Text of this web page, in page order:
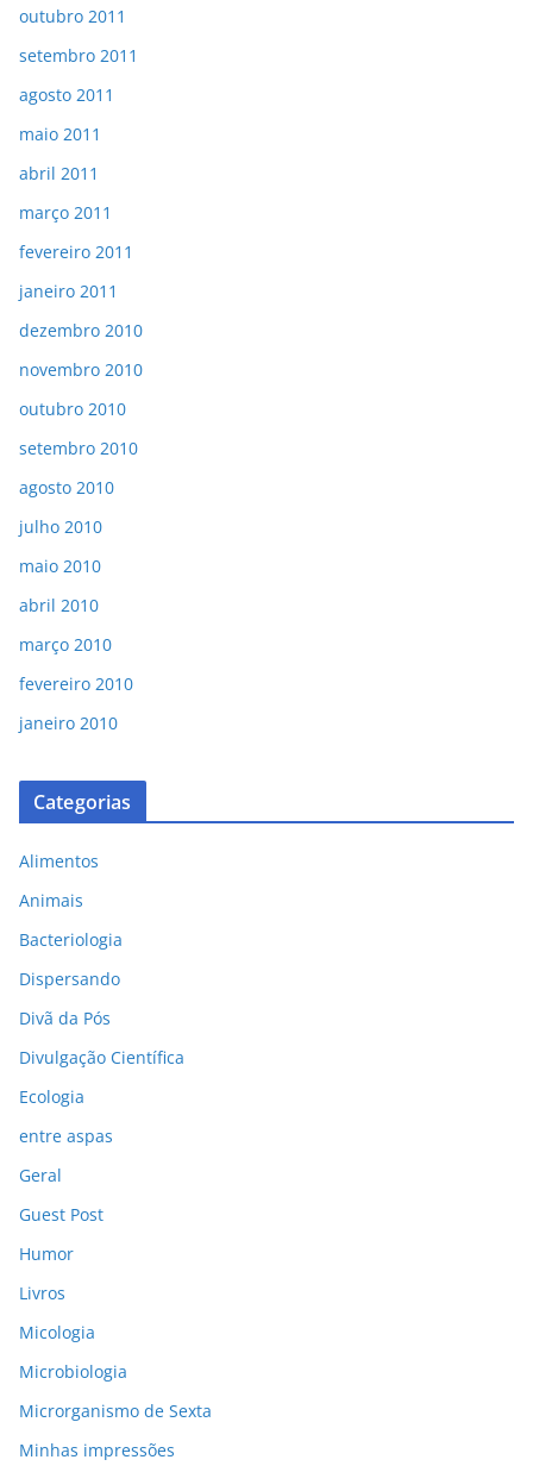
outubro 2011
setembro 2011
agosto 2011
maio 2011
abril 2011
março 2011
fevereiro 2011
janeiro 2011
dezembro 2010
novembro 2010
outubro 2010
setembro 2010
agosto 2010
julho 2010
maio 2010
abril 2010
março 2010
fevereiro 2010
janeiro 2010
Categorias
Alimentos
Animais
Bacteriologia
Dispersando
Divã da Pós
Divulgação Científica
Ecologia
entre aspas
Geral
Guest Post
Humor
Livros
Micologia
Microbiologia
Microrganismo de Sexta
Minhas impressões